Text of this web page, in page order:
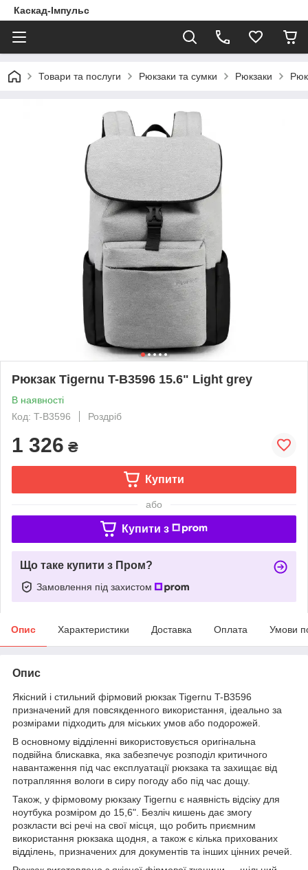
Каскад-Імпульс
Товари та послуги Рюкзаки та сумки Рюкзаки
Рюкзак Tigernu T-B3596 15.6" Light grey
В наявності
Код: T-B3596
Роздріб
1 326 ₴
Купити
або
Купити з
Що таке купити з Пром?
Замовлення під захистом
Опис Характеристики Доставка Оплата Умови
Опис
Якісний і стильний фірмовий рюкзак Tigernu T-B3596
призначений для повсякденного використання, ідеально за
розмірами підходить для міських умов або подорожей.
В основному відділенні використовується оригінальна
подвійна блискавка, яка забезпечує розподіл критичного
навантаження під час експлуатації рюкзака та захищає від
потрапляння вологи в сиру погоду або під час дощу.
Також, у фірмовому рюкзаку Tigernu є наявність відсіку для
ноутбука розміром до 15,6". Безліч кишень дає змогу
розкласти всі речі на свої місця, що робить приємним
використання рюкзака щодня, а також є кілька прихованих
відділень, призначених для документів та інших цінних речей.